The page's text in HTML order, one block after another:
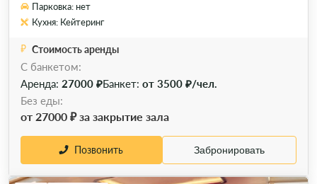
Парковка: нет
Кухня: Кейтеринг
Стоимость аренды
C банкетом:
Аренда: 27000 ₽Банкет: от 3500 ₽/чел.
Без еды:
от 27000 ₽ за закрытие зала
Позвонить Забронировать